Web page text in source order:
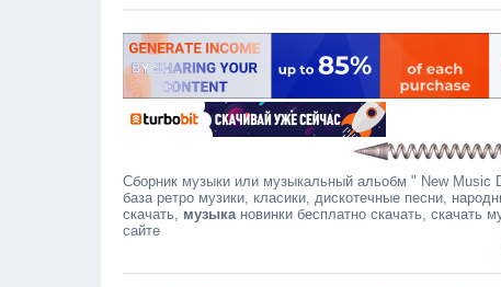
Сборник музыки или музыкальный альобм " New Music
база ретро музики, класики, дискотечные песни,
скачать, музыкановинки бесплатно скачать, скачать
сайте